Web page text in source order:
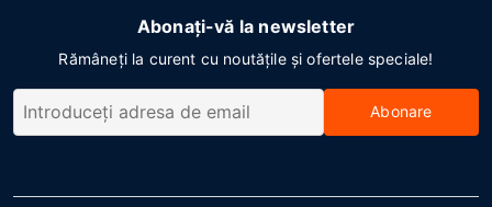
Abonați-vă la newsletter
Rămâneți la curent cu noutățile și ofertele speciale!
Abonare